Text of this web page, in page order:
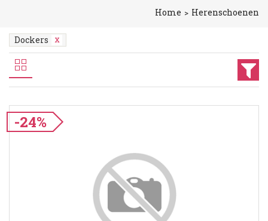
Home Herenschoenen
Dockers
-24%